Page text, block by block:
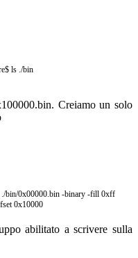
$ ls ./bin
Creiamo un solo
./bin/0x00000.bin -binary -fill 0xff
0x10000
abilitato a scrivere sulla